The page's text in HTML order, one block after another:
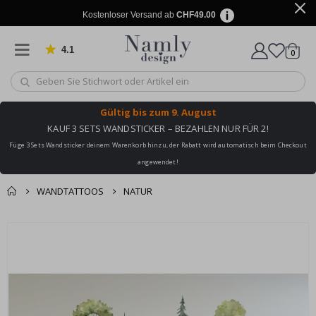
Kostenloser Versand ab CHF49.00
4.1 von 1029 Bewertungen
Wagen
0
Gültig bis zum 9. August
KAUF 3 SETS WANDSTICKER – BEZAHLEN NUR FÜR 2!
Füge 3 Sets Wandsticker deinem Warenkorb hinzu, der Rabatt wird automatisch beim Checkout
angewendet!
WANDTATTOOS NATUR
Bildgalerie